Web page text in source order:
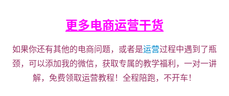
媒
体
注册
更多电商运营干货
如果你还有其他的电商问题，或者是运营过程中遇到了瓶
颈，可以添加我的微信，获取专属的教学福利，一对一讲
解，免费领取运营教程！全程陪跑，不开车！